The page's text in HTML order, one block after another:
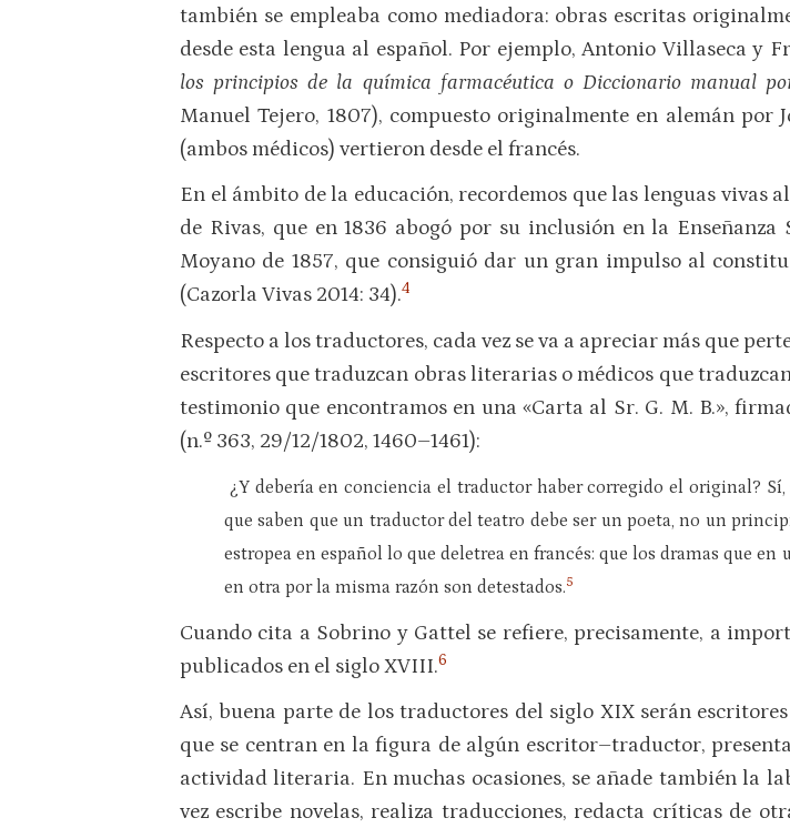
también se empleaba como mediadora: obras escritas
desde esta lengua al español. Por ejemplo, Antonio Villaseca y
los principios de la química farmacéutica o Diccionario manual
Manuel Tejero, 1807), compuesto originalmente en alemán
(ambos médicos) vertieron desde el francés.
En el ámbito de la educación, recordemos que las lenguas
de Rivas, que en 1836 abogó por su inclusión en la
Moyano de 1857, que consiguió dar un gran impulso al
(Cazorla Vivas 2014: 34).4
Respecto a los traductores, cada vez se va a apreciar más que
escritores que traduzcan obras literarias o médicos que
testimonio que encontramos en una «Carta al Sr. G. M. B.»,
(n.º 363, 29/12/1802, 1460–1461):
¿Y debería en conciencia el traductor haber corregido el original?
que saben que un traductor del teatro debe ser un poeta, no un
estropea en español lo que deletrea en francés: que los dramas que
en otra por la misma razón son detestados.5
Cuando cita a Sobrino y Gattel se refiere, precisamente, a
publicados en el siglo XVIII.6
Así, buena parte de los traductores del siglo XIX serán
que se centran en la figura de algún escritor–traductor,
actividad literaria. En muchas ocasiones, se añade también la
vez escribe novelas, realiza traducciones, redacta críticas de